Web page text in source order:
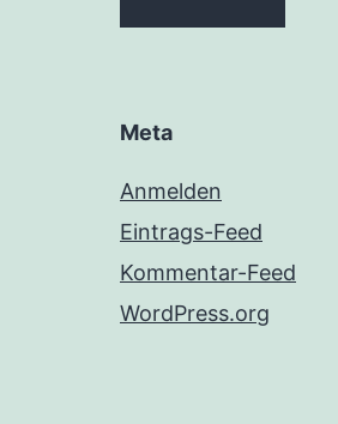
Meta
Anmelden
Eintrags-Feed
Kommentar-Feed
WordPress.org